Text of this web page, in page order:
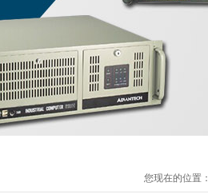
您现在的位置：